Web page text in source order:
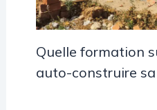
Quelle formation
auto-construire